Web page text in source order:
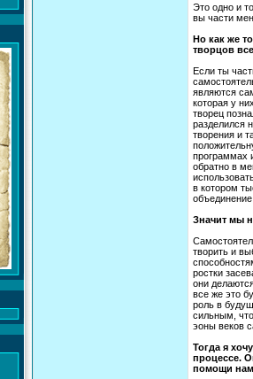
Это одно и
вы части
Но как же
творцов
Если ты
являются
которая у
творец
разделился
творения и
программах
обратно в
в котором
Значит мы
творить и
ростки
они
все же это
роль в
сильным,
эоны веков
Тогда я
процессе.
помощи